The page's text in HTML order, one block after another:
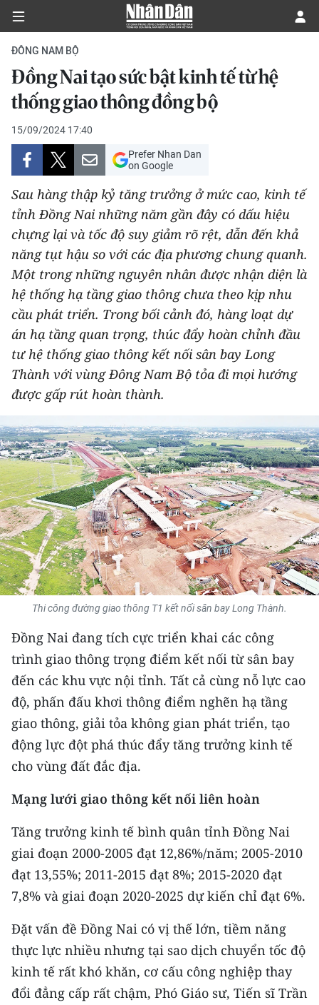
CHÍNH TRỊ
KINH TẾ
VĂN HÓA
XÃ HỘI
PHÁP LUẬT
DU LỊCH
THẾ GIỚI
THỂ THAO
GIÁO DỤC
Y TẾ
KHOA HỌC - CÔNG NGHỆ
MÔI TRƯỜNG
BẠN ĐỌC
KIỂM CHỨNG THÔNG TIN
TRI THỨC CHUYÊN SÂU
54 DÂN TỘC VIỆT NAM
CHƯƠNG TRÌNH OCOP - MỖI XÃ
MỘT SẢN PHẨM
RADIO
MEDIA CENTER
E-Magazine
Video
Media Chính trị
Media Kinh tế
Media Văn hóa
Media Xã hội
Media Pháp luật
Media Du lịch
ĐÔNG NAM BỘ
Đồng Nai tạo sức bật kinh tế từ hệ
thống giao thông đồng bộ
15/09/2024 17:40
Prefer Nhan Dan
on Google
Sau hàng thập kỷ tăng trưởng ở mức cao, kinh tế
tỉnh Đồng Nai những năm gần đây có dấu hiệu
chựng lại và tốc độ suy giảm rõ rệt, dẫn đến khả
năng tụt hậu so với các địa phương chung quanh.
Một trong những nguyên nhân được nhận diện là
hệ thống hạ tầng giao thông chưa theo kịp nhu
cầu phát triển. Trong bối cảnh đó, hàng loạt dự
án hạ tầng quan trọng, thúc đẩy hoàn chỉnh đầu
tư hệ thống giao thông kết nối sân bay Long
Thành với vùng Đông Nam Bộ tỏa đi mọi hướng
được gấp rút hoàn thành.
Thi công đường giao thông T1 kết nối sân bay Long Thành.
Đồng Nai đang tích cực triển khai các công
trình giao thông trọng điểm kết nối từ sân bay
đến các khu vực nội tỉnh. Tất cả cùng nỗ lực cao
độ, phấn đấu khơi thông điểm nghẽn hạ tầng
giao thông, giải tỏa không gian phát triển, tạo
động lực đột phá thúc đẩy tăng trưởng kinh tế
cho vùng đất đắc địa.
Mạng lưới giao thông kết nối liên hoàn
Tăng trưởng kinh tế bình quân tỉnh Đồng Nai
giai đoạn 2000-2005 đạt 12,86%/năm; 2005-2010
đạt 13,55%; 2011-2015 đạt 8%; 2015-2020 đạt
7,8% và giai đoạn 2020-2025 dự kiến chỉ đạt 6%.
Đặt vấn đề Đồng Nai có vị thế lớn, tiềm năng
thực lực nhiều nhưng tại sao dịch chuyển tốc độ
kinh tế rất khó khăn, cơ cấu công nghiệp thay
đổi đẳng cấp rất chậm, Phó Giáo sư, Tiến sĩ Trần